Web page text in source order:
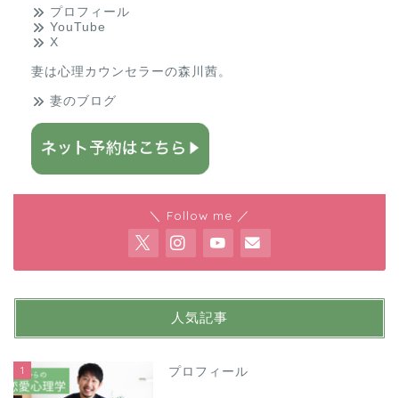
プロフィール
YouTube
X
妻は心理カウンセラーの森川茜 。
妻のブログ
＼ Follow me ／
人気記事
1 プロフィール